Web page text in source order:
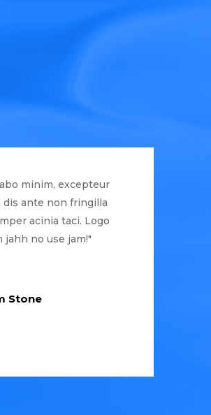
minim, excepteur
dis ante non fringilla
acinia taci. Logo
jahh no use jam!"
Stone